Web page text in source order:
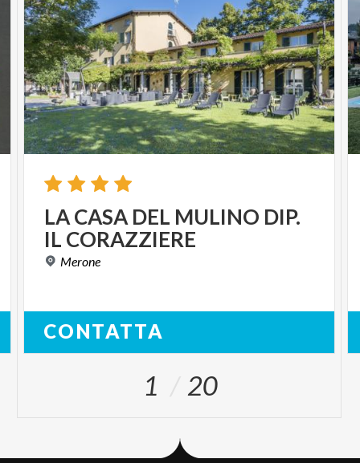
LACASA DEL MULINO DIP.
IL CORAZZIERE
Merone
CONTATTA
1 20